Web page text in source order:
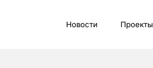
Новости Проекты